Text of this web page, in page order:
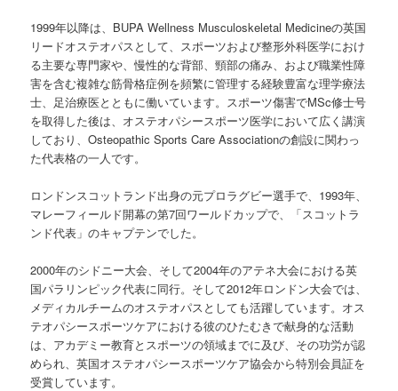
1999年以降は、BUPA Wellness Musculoskeletal Medicineの英国
リードオステオパスとして、スポーツおよび整形外科医学におけ
る主要な専門家や、慢性的な背部、頸部の痛み、および職業性障
害を含む複雑な筋骨格症例を頻繁に管理する経験豊富な理学療法
士、足治療医とともに働いています。スポーツ傷害でMSc修士号
を取得した後は、オステオパシースポーツ医学において広く講演
しており、Osteopathic Sports Care Associationの創設に関わっ
た代表格の一人です。
ロンドンスコットランド出身の元プロラグビー選手で、1993年、
マレーフィールド開幕の第7回ワールドカップで、「スコットラ
ンド代表」のキャプテンでした。
2000年のシドニー大会、そして2004年のアテネ大会における英
国パラリンピック代表に同行。そして2012年ロンドン大会では、
メディカルチームのオステオパスとしても活躍しています。オス
テオパシースポーツケアにおける彼のひたむきで献身的な活動
は、アカデミー教育とスポーツの領域までに及び、その功労が認
められ、英国オステオパシースポーツケア協会から特別会員証を
受賞しています。